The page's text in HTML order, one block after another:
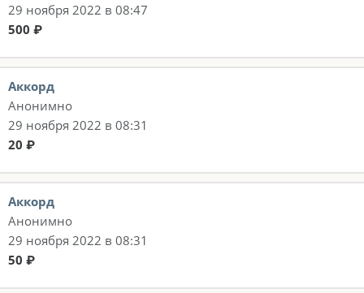
29 ноября 2022 в 08:47
500 ₽
Аккорд
Анонимно
29 ноября 2022 в 08:31
20 ₽
Аккорд
Анонимно
29 ноября 2022 в 08:31
50 ₽